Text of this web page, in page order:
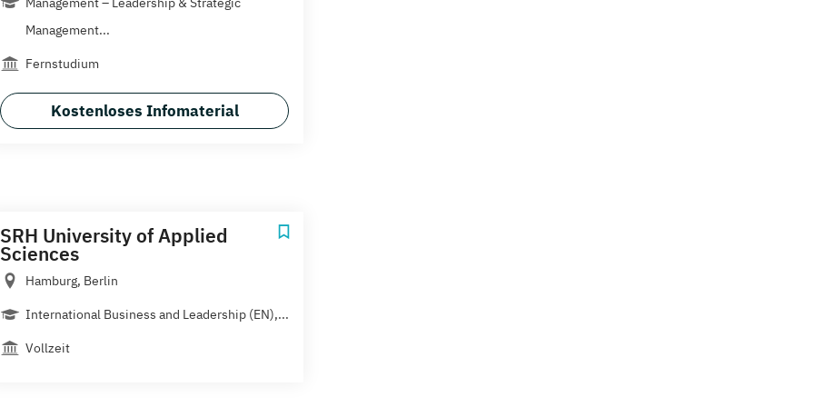
Management...
Fernstudium
Kostenloses Infomaterial
SRH University of Applied
Sciences
Hamburg, Berlin
International Business and Leadership (EN),...
Vollzeit